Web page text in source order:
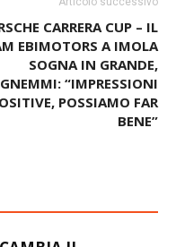
CARRERA CUP – IL
EBIMOTORS A IMOLA
SOGNA IN GRANDE,
GNEMMI: “IMPRESSIONI
POSITIVE, POSSIAMO FAR
BENE”